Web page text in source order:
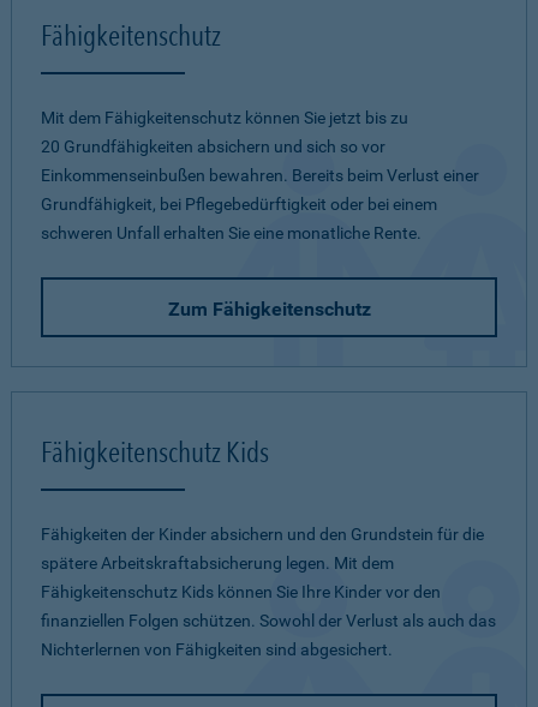
Fähigkeitenschutz
Mit dem Fähigkeitenschutz können Sie jetzt bis zu
20 Grundfähigkeiten absichern und sich so vor
Einkommenseinbußen bewahren. Bereits beim Verlust einer
Grundfähigkeit, bei Pflegebedürftigkeit oder bei einem
schweren Unfall erhalten Sie eine monatliche Rente.
Zum Fähigkeitenschutz
Fähigkeitenschutz Kids
Fähigkeiten der Kinder absichern und den Grundstein für die
spätere Arbeitskraftabsicherung legen. Mit dem
Fähigkeitenschutz Kids können Sie Ihre Kinder vor den
finanziellen Folgen schützen. Sowohl der Verlust als auch das
Nichterlernen von Fähigkeiten sind abgesichert.